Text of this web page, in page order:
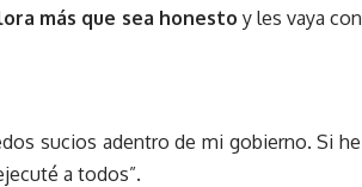
más que sea honesto y les vaya con
sucios adentro de mi gobierno. Si he
a todos”.